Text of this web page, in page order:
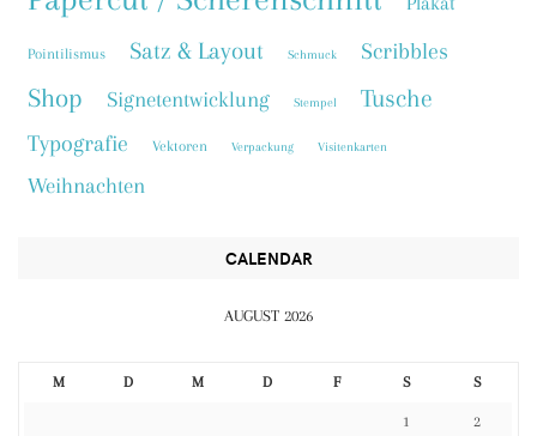
Pointilismus Satz & Layout Schmuck Scribbles
Shop Signetentwicklung Stempel Tusche
Typografie Vektoren Verpackung Visitenkarten
Weihnachten
CALENDAR
AUGUST 2026
M D M D F S S
1 2